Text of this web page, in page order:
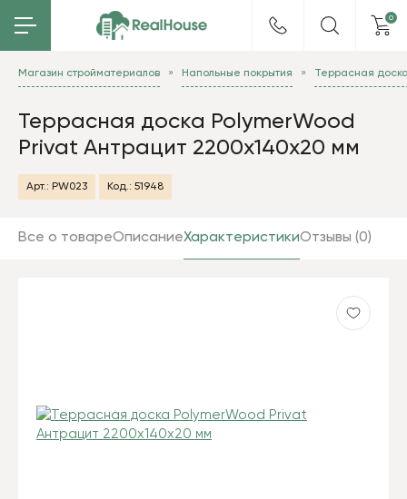
0
Магазин стройматериалов Напольные покрытия Террасная
Террасная доска PolymerWood
Privat Антрацит 2200х140х20 мм
Арт.: PW023 Код.: 51948
Все о товареОписаниеХарактеристикиОтзывы (0)